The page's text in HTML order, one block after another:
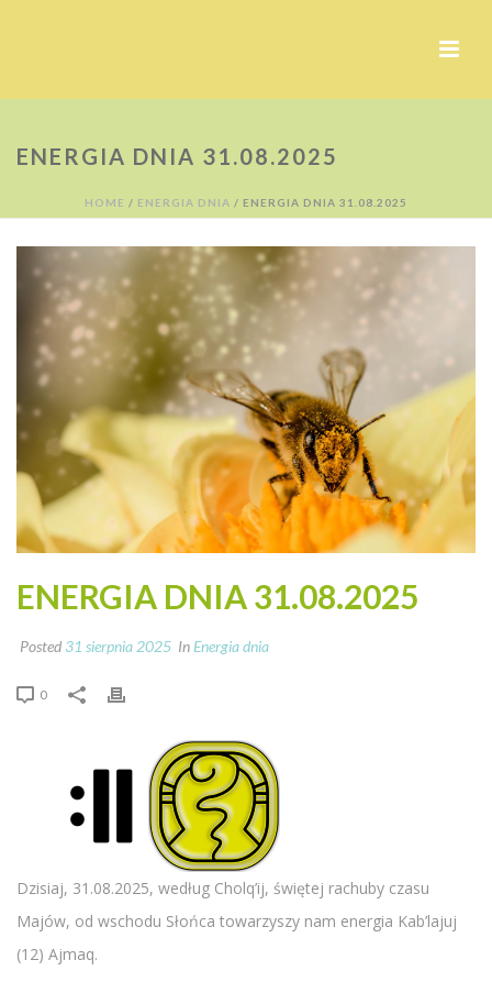
ENERGIA DNIA 31.08.2025
HOME / ENERGIA DNIA / ENERGIA DNIA 31.08.2025
ENERGIA DNIA 31.08.2025
Posted 31 sierpnia 2025 In Energia dnia
0
Dzisiaj, 31.08.2025, według Cholq’ij, świętej rachuby czasu
Majów, od wschodu Słońca towarzyszy nam energia Kab’lajuj
(12) Ajmaq.